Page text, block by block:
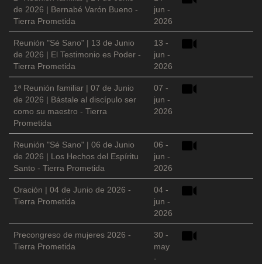
de 2026 | Bernabé Varón Bueno -
Tierra Prometida
jun -
2026
Reunión "Sé Sano" | 13 de Junio
de 2026 | El Testimonio es Poder -
Tierra Prometida
13 -
jun -
2026
1ª Reunión familiar | 07 de Junio
de 2026 | Bástale al discípulo ser
como su maestro - Tierra
Prometida
07 -
jun -
2026
Reunión "Sé Sano" | 06 de Junio
de 2026 | Los Hechos del Espíritu
Santo - Tierra Prometida
06 -
jun -
2026
Oración | 04 de Junio de 2026 -
Tierra Prometida
04 -
jun -
2026
Precongreso de mujeres 2026 -
Tierra Prometida
30 -
may
-